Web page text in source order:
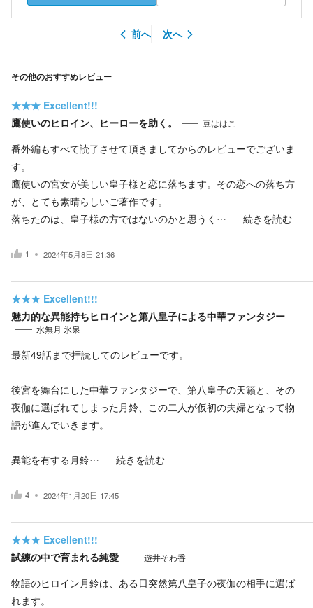
前へ 次へ
その他のおすすめレビュー
★★★ Excellent!!!
鷹使いのヒロイン、ヒーローを助く。
豆ははこ
番外編もすべて読了させて頂きましてからのレビューでございま
す。
鷹使いの宮女が美しい皇子様と恋に落ちます。その恋への落ち方
が、とても素晴らしいご著作です。
落ちたのは、皇子様の方ではないのかと思うく…
続きを読む
1 2024年5月8日 21:36
★★★ Excellent!!!
魅力的な異能持ちヒロインと第八皇子による中華ファンタジー
水無月 氷泉
最新49話まで拝読してのレビューです。
後宮を舞台にした中華ファンタジーで、第八皇子の天籟と、その
夜伽に選ばれてしまった月鈴、この二人が仮初の夫婦となって物
語が進んでいきます。
異能を有する月鈴… 続きを読む
4 2024年1月20日 17:45
★★★ Excellent!!!
試練の中で育まれる純愛
遊井そわ香
物語のヒロイン月鈴は、ある日突然第八皇子の夜伽の相手に選ば
れます。